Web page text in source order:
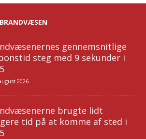
gennemsnitlige
steg med 9 sekunder i
2026
brugte lidt
tid på at komme af sted i